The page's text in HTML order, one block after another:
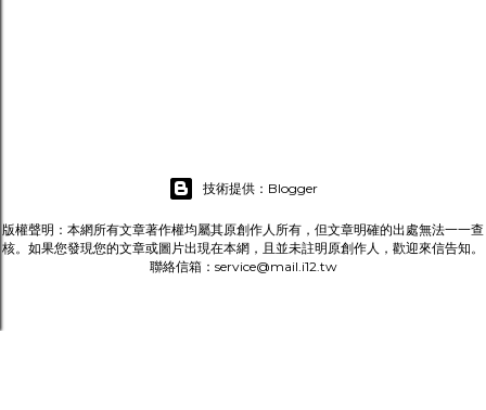
技術提供：Blogger
版權聲明：本網所有文章著作權均屬其原創作人所有，但文章明確的出處無法一一查
核。如果您發現您的文章或圖片出現在本網，且並未註明原創作人，歡迎來信告知。
聯絡信箱：service@mail.i12.tw